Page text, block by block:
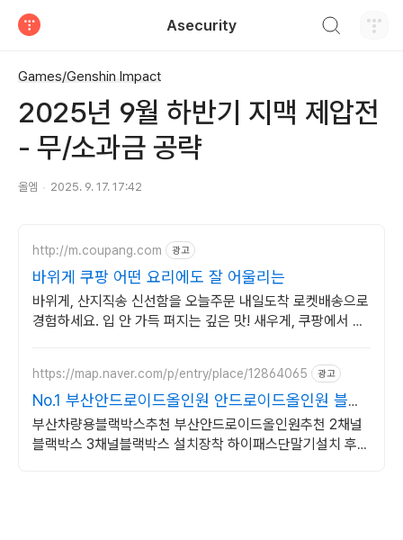
Asecurity
Games/Genshin Impact
2025년 9월 하반기 지맥 제압전
- 무/소과금 공략
올엠 2025. 9. 17. 17:42
http://m.coupang.com 광고
바위게 쿠팡 어떤 요리에도 잘 어울리는
바위게, 산지직송 신선함을 오늘주문 내일도착 로켓배송으로
경험하세요. 입 안 가득 퍼지는 깊은 맛! 새우게, 쿠팡에서 프
https://map.naver.com/p/entry/place/12864065 광고
No.1 부산안드로이드올인원 안드로이드올인원 블랙
박스전문
부산차량용블랙박스추천 부산안드로이드올인원추천 2채널
블랙박스 3채널블랙박스 설치장착 하이패스단말기설치 후방